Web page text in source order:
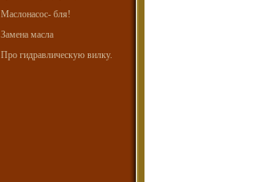
Маслонасос- бля!
Замена масла
Про гидравлическую вилку.